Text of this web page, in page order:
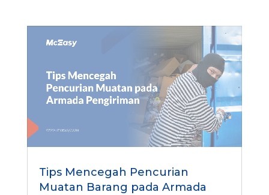
Tips Mencegah Pencurian
Muatan Barang pada Armada